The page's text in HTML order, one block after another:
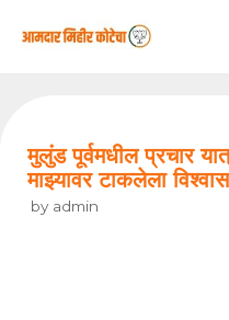
मुलुंड पूर्वमधील प्रचार
माझ्यावर टाकलेला
by admin